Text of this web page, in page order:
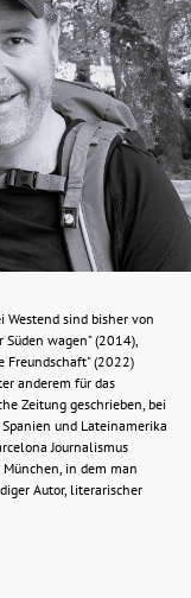
Westend sind bisher von
wagen" (2014),
Freundschaft" (2022)
anderem für das
Zeitung geschrieben, bei
und Lateinamerika
Journalismus
in dem man
Autor, literarischer